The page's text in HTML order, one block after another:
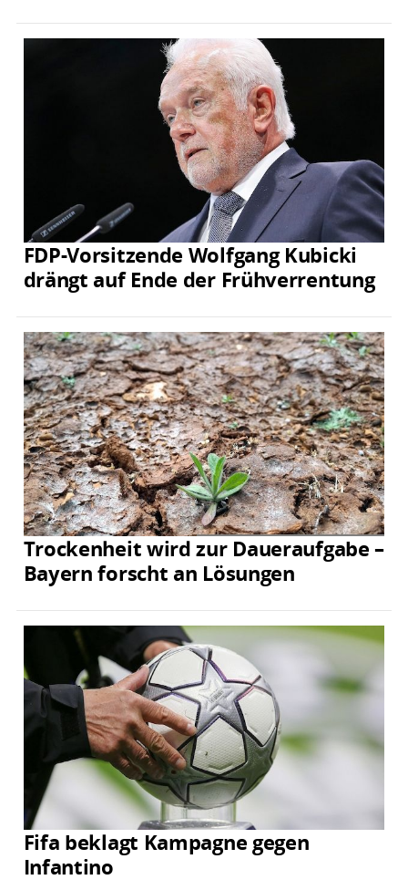
FDP-Vorsitzende Wolfgang Kubicki
drängt auf Ende der Frühverrentung
Trockenheit wird zur Daueraufgabe –
Bayern forscht an Lösungen
Fifa beklagt Kampagne gegen
Infantino